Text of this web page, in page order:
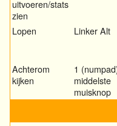
uitvoeren/stats
zien
Lopen Linker Alt
Achterom
kijken
1
middelste
muisknop